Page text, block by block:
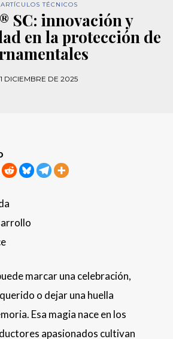
ARTÍCULOS TÉCNICOS
SC: innovación y
en la protección de
1 DICIEMBRE DE 2025
marcar una celebración,
o dejar una huella
Esa magia nace en los
apasionados cultivan